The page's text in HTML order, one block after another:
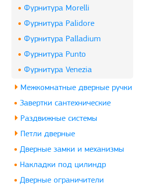
Фурнитура Morelli
Фурнитура Palidore
Фурнитура Palladium
Фурнитура Punto
Фурнитура Venezia
Межкомнатные дверные ручки
Завертки сантехнические
Раздвижные системы
Петли дверные
Дверные замки и механизмы
Накладки под цилиндр
Дверные ограничители